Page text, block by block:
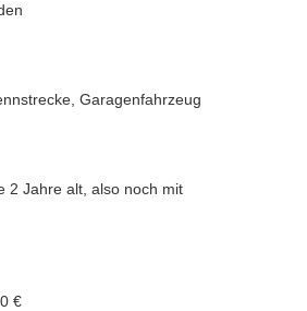
Garagenfahrzeug
2 Jahre alt, also noch mit
€